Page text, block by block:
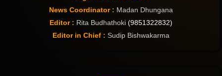
News Coordinator : Madan Dhungana
Editor : Rita Budhathoki (9851322832)
Editor in Chief : Sudip Bishwakarma